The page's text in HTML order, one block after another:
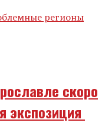
регионы
скоро
экспозиция